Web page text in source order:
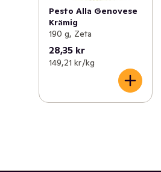
Pesto Alla Genovese
Krämig
190 g, Zeta
28,35 kr
149,21 kr /kg